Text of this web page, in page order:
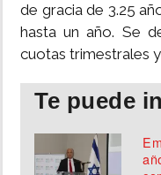
de gracia de 3.25
hasta un año. Se
cuotas trimestrales
Te puede